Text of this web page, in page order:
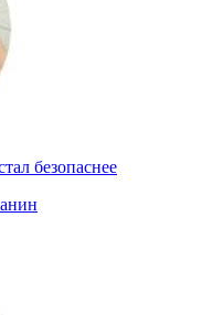
безопаснее